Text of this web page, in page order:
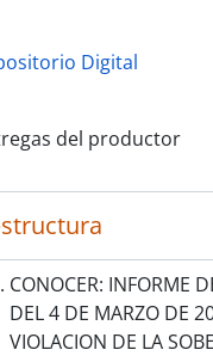
Digital
del productor
CONOCER: INFORME
DEL 4 DE MARZO DE
VIOLACION DE LA